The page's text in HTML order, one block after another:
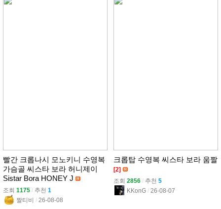
빨간 크롭나시 모노키니 수영복
가슴골 씨스타 보라 허니제이
Sistar Bora HONEY J
조회 1175 l 추천 1
짤티비 l 26-08-08
크롭탑 수영복 씨스타 보라 움짤
[2]
조회 2856 l 추천 5
KKonG l 26-08-07